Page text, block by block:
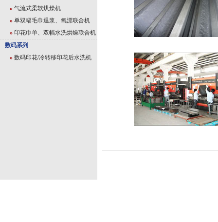
» 气流式柔软烘燥机
» 单双幅毛巾退浆、氧漂联合机
» 印花巾单、双幅水洗烘燥联合机
数码系列
» 数码印花/冷转移印花后水洗机